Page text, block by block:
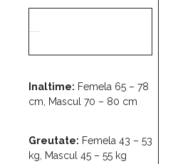
Inaltime: Femela 65 – 78
cm, Mascul 70 – 80 cm
Greutate: Femela 43 – 53
kg, Mascul 45 – 55 kg